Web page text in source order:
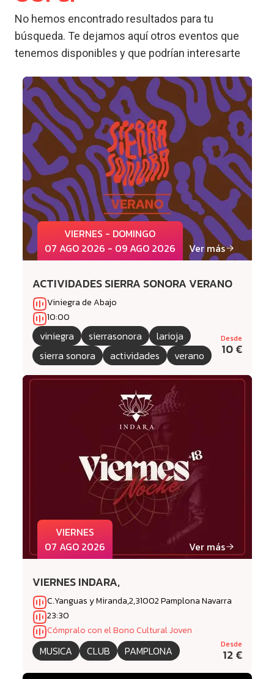
No hemos encontrado resultados para tu
búsqueda. Te dejamos aquí otros eventos que
tenemos disponibles y que podrían interesarte
VIERNES - DOMINGO
07 AGO 2026 - 09 AGO 2026
Ver más
ACTIVIDADES SIERRA SONORA VERANO
Viniegra de Abajo
10:00
viniegra sierrasonora
larioja
sierra sonora
actividades verano
Desde
10 €
VIERNES
07 AGO 2026
Ver más
VIERNES INDARA,
C.Yanguas y Miranda,2,31002 Pamplona Navarra
23:30
Cómpralo con el Bono Cultural Joven
MUSICA CLUB PAMPLONA Desde
12 €